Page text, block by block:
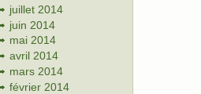
juillet 2014
juin 2014
mai 2014
avril 2014
mars 2014
février 2014